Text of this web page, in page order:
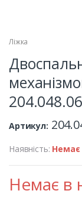
Ліжка
204.048.06
Артикул:
Наявність: Немає
Немає в